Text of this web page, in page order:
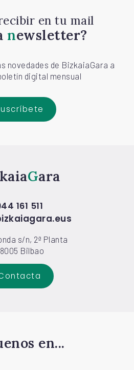
en tu mail
newsletter?
novedades de BizkaiaGara a
digital mensual
Gara
161 511
s/n, 2ª Planta
Bilbao
en...